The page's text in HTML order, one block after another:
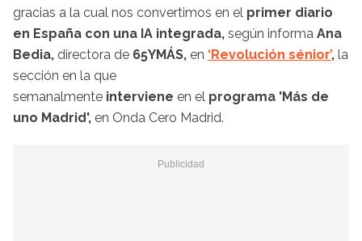
gracias a la cual nos convertimos en el primer diario
en España con una IA integrada, según informa Ana
Bedia, directora de 65YMÁS, en ‘Revolución sénior’, la
sección en la que
semanalmente interviene en el programa 'Más de
uno Madrid', en Onda Cero Madrid.